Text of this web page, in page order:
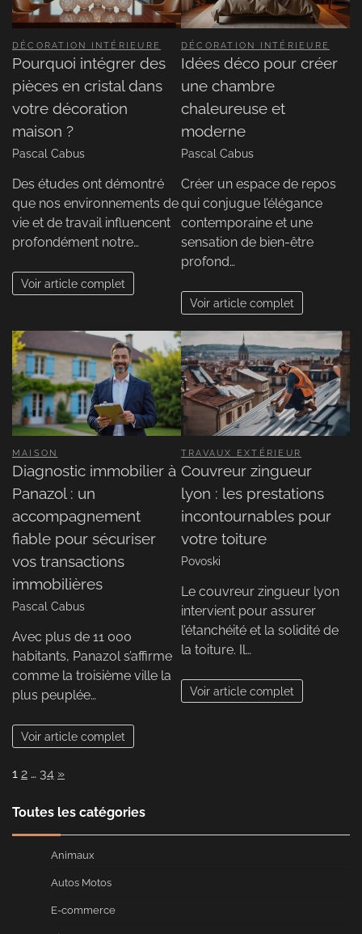
DÉCORATION INTÉRIEURE
Pourquoi intégrer des
pièces en cristal dans
votre décoration
maison ?
Pascal Cabus
Des études ont démontré
que nos environnements de
vie et de travail influencent
profondément notre…
Voir article complet
DÉCORATION INTÉRIEURE
Idées déco pour créer
une chambre
chaleureuse et
moderne
Pascal Cabus
Créer un espace de repos
qui conjugue l’élégance
contemporaine et une
sensation de bien-être
profond…
Voir article complet
MAISON
Diagnostic immobilier à
Panazol : un
accompagnement
fiable pour sécuriser
vos transactions
immobilières
Pascal Cabus
Avec plus de 11 000
habitants, Panazol s’affirme
comme la troisième ville la
plus peuplée…
Voir article complet
TRAVAUX EXTÉRIEUR
Couvreur zingueur
lyon : les prestations
incontournables pour
votre toiture
Povoski
Le couvreur zingueur lyon
intervient pour assurer
l’étanchéité et la solidité de
la toiture. Il…
Voir article complet
Page:
1 2 … 34 Next
»
Toutes les catégories
Animaux
Autos Motos
E-commerce